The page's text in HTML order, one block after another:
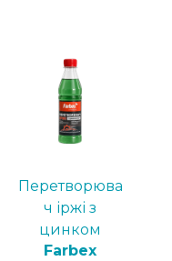
Перетворюва
ч іржі з
цинком
Farbex